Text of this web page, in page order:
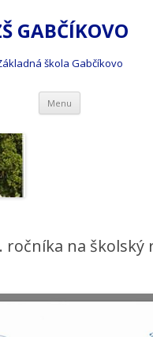
GABČÍKOVO
škola Gabčíkovo
Menu Preskočiť
obsah
ročníka na školský